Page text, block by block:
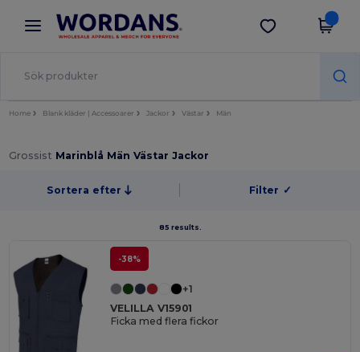
× Wordans-app
Bättre priser i appen!
Hämta app
Home Blank kläder | Accessoarer Jackor Västar Män
Grossist Marinblå Män Västar Jackor
Sortera efter Filter ✓
85 results.
-38%
+1
VELILLA V15901
Ficka med flera fickor